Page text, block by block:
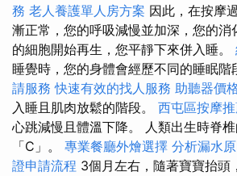
務 老人養護單人房方案 因此，在按摩
漸正常，您的呼吸減慢並加深，您的消
的細胞開始再生，您平靜下來併入睡。
睡覺時，您的身體會經歷不同的睡眠階
請服務 快速有效的找人服務 助聽器價
入睡且肌肉放鬆的階段。 西屯區按摩
心跳減慢且體溫下降。 人類出生時脊
「C」。 專業餐廳外燴選擇 分析漏水
證申請流程 3個月左右，隨著寶寶抬頭